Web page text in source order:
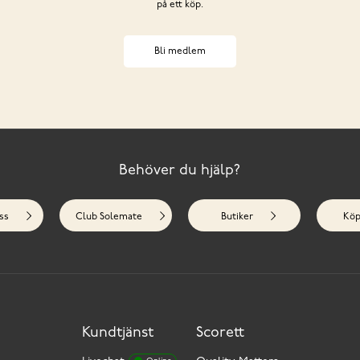
på ett köp.
Bli medlem
Behöver du hjälp?
Club Solemate Butiker
Kundtjänst Scorett